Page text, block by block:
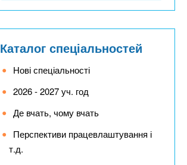
Каталог спеціальностей
Нові спеціальності
2026 - 2027 уч. год
Де вчать, чому вчать
Перспективи працевлаштування і
т.д.